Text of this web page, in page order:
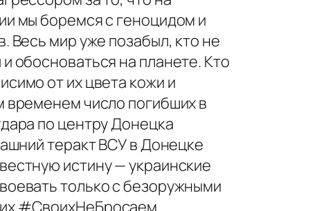
мы боремся с геноцидом и
Весь мир уже позабыл, кто не
обосноваться на планете. Кто
от их цвета кожи и
временем число погибших в
по центру Донецка
теракт ВСУ в Донецке
истину — украинские
только с безоружными
#СвоихНеБросаем